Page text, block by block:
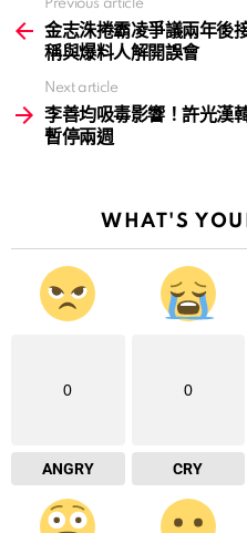
more
Previous article
金志洙捲霸凌爭議兩年後
稱與爆料人解開誤會
Next article
李善均吸毒影響！許光
暫停兩週
WHAT'S
0
ANGRY
0
CRY